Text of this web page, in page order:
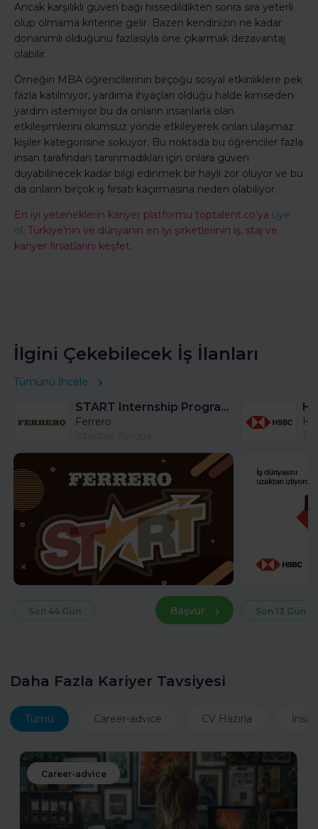
Ancak karşılıklı güven bağı hissedildikten sonra sıra yeterli
olup olmama kriterine gelir. Bazen kendinizin ne kadar
donanımlı olduğunu fazlasıyla öne çıkarmak dezavantaj
olabilir.
Örneğin MBA öğrencilerinin birçoğu sosyal etkinliklere pek
fazla katılmıyor, yardıma ihyaçları olduğu halde kimseden
yardım istemiyor bu da onların insanlarla olan
etkileşimlerini olumsuz yönde etkileyerek onları ulaşımaz
kişiler kategorisine sokuyor. Bu noktada bu öğrenciler fazla
insan tarafından tanınmadıkları için onlara güven
duyabilinecek kadar bilgi edinmek bir hayli zor oluyor ve bu
da onların birçok iş fırsatı kaçırmasına neden olabiliyor.
En iyi yeteneklerin kariyer platformu toptalent.co'ya üye
ol, Türkiye'nin ve dünyanın en iyi şirketlerinin iş, staj ve
kariyer fırsatlarını keşfet.
İlgini Çekebilecek İş İlanları
Tümünü İncele
START Internship Program (Sales) - Istanbul
Ferrero
Son 44 Gün Başvur Son 13 Gün
Daha Fazla Kariyer Tavsiyesi
Tümü Career-advice CV Hazırla
Career-advice